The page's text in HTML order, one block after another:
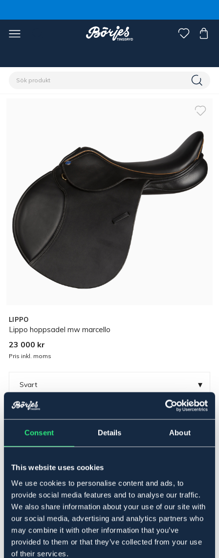
Consent Details About
This website uses cookies
We use cookies to personalise content and ads, to
provide social media features and to analyse our traffic.
We also share information about your use of our site with
our social media, advertising and analytics partners who
may combine it with other information that you’ve
provided to them or that they’ve collected from your use
of their services.
LIPPO
Lippo hoppsadel mw marcello
23 000 kr
Pris inkl. moms
Svart ▾
16,5 ▾
Se lager i butik
Produktbeskrivning
Marcello är en sadel med djupt säte, vilket gör att
ryttaren sitter stadigt och får en god balans. Utmärkt för
hoppning och vanlig ridning.
Art.nr. 49140-BK-16,5
SVART BRUN